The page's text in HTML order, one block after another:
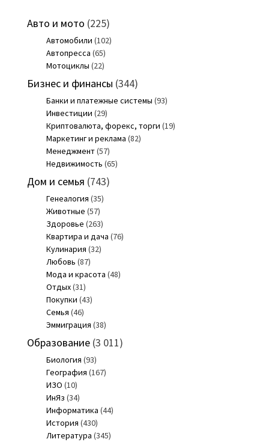
Авто и мото (225)
Автомобили (102)
Автопресса (65)
Мотоциклы (22)
Бизнес и финансы (344)
Банки и платежные системы (93)
Инвестиции (29)
Криптовалюта, форекс, торги (19)
Маркетинг и реклама (82)
Менеджмент(57)
Недвижимость (65)
Дом и семья (743)
Генеалогия (35)
Животные (57)
Здоровье (263)
Квартира и дача (76)
Кулинария (32)
Любовь (87)
Мода и красота (48)
Отдых(31)
Покупки (43)
Семья (46)
Эммиграция (38)
Образование(3 011)
Биология (93)
География (167)
ИЗО (10)
ИнЯз (34)
Информатика (44)
История (430)
Литература (345)